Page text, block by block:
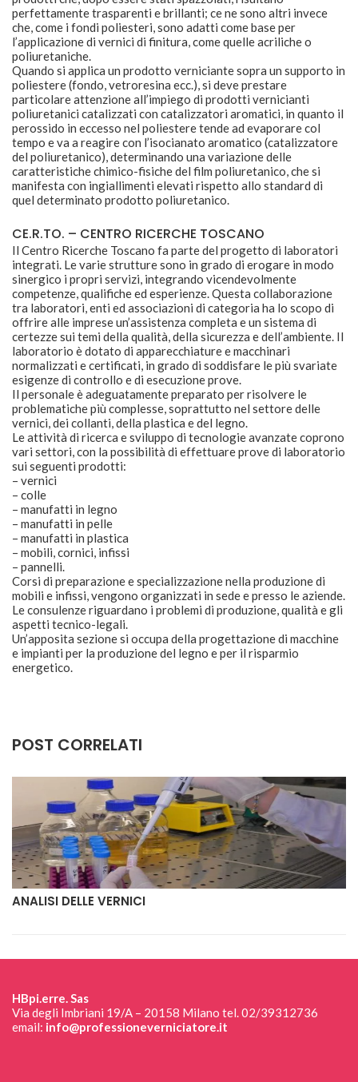
perfettamente trasparenti e brillanti; ce ne sono altri invece
che, come i fondi poliesteri, sono adatti come base per
l’applicazione di vernici di finitura, come quelle acriliche o
poliuretaniche.
Quando si applica un prodotto verniciante sopra un supporto in
poliestere (fondo, vetroresina ecc.), si deve prestare
particolare attenzione all’impiego di prodotti vernicianti
poliuretanici catalizzati con catalizzatori aromatici, in quanto il
perossido in eccesso nel poliestere tende ad evaporare col
tempo e va a reagire con l’isocianato aromatico (catalizzatore
del poliuretanico), determinando una variazione delle
caratteristiche chimico-fisiche del film poliuretanico, che si
manifesta con ingiallimenti elevati rispetto allo standard di
quel determinato prodotto poliuretanico.
CE.R.TO. – CENTRO RICERCHE TOSCANO
Il Centro Ricerche Toscano fa parte del progetto di laboratori
integrati. Le varie strutture sono in grado di erogare in modo
sinergico i propri servizi, integrando vicendevolmente
competenze, qualifiche ed esperienze. Questa collaborazione
tra laboratori, enti ed associazioni di categoria ha lo scopo di
offrire alle imprese un’assistenza completa e un sistema di
certezze sui temi della qualità, della sicurezza e dell’ambiente. Il
laboratorio è dotato di apparecchiature e macchinari
normalizzati e certificati, in grado di soddisfare le più svariate
esigenze di controllo e di esecuzione prove.
Il personale è adeguatamente preparato per risolvere le
problematiche più complesse, soprattutto nel settore delle
vernici, dei collanti, della plastica e del legno.
Le attività di ricerca e sviluppo di tecnologie avanzate coprono
vari settori, con la possibilità di effettuare prove di laboratorio
sui seguenti prodotti:
– vernici
– colle
– manufatti in legno
– manufatti in pelle
– manufatti in plastica
– mobili, cornici, infissi
– pannelli.
Corsi di preparazione e specializzazione nella produzione di
mobili e infissi, vengono organizzati in sede e presso le aziende.
Le consulenze riguardano i problemi di produzione, qualità e gli
aspetti tecnico-legali.
Un’apposita sezione si occupa della progettazione di macchine
e impianti per la produzione del legno e per il risparmio
energetico.
POST CORRELATI
ANALISI DELLE VERNICI
HBpi.erre. Sas
Via degli Imbriani 19/A – 20158 Milano tel. 02/39312736
email: info@professioneverniciatore.it